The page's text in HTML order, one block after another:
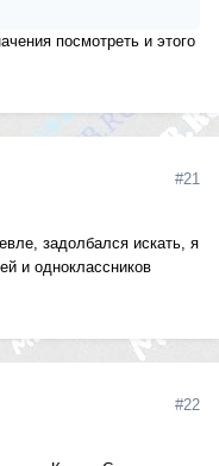
посмотреть и этого
#21
задолбался искать, я
и одноклассников
#22